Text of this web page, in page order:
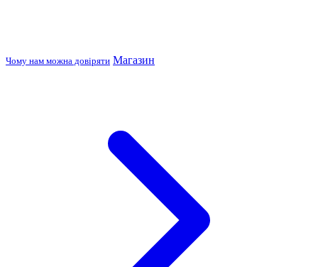
Чому нам можна довіряти Магазин